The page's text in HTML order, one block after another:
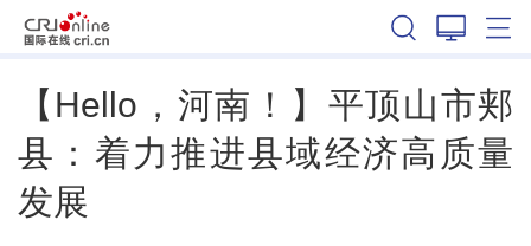
【Hello，河南！】平顶山市郏
县：着力推进县域经济高质量
发展